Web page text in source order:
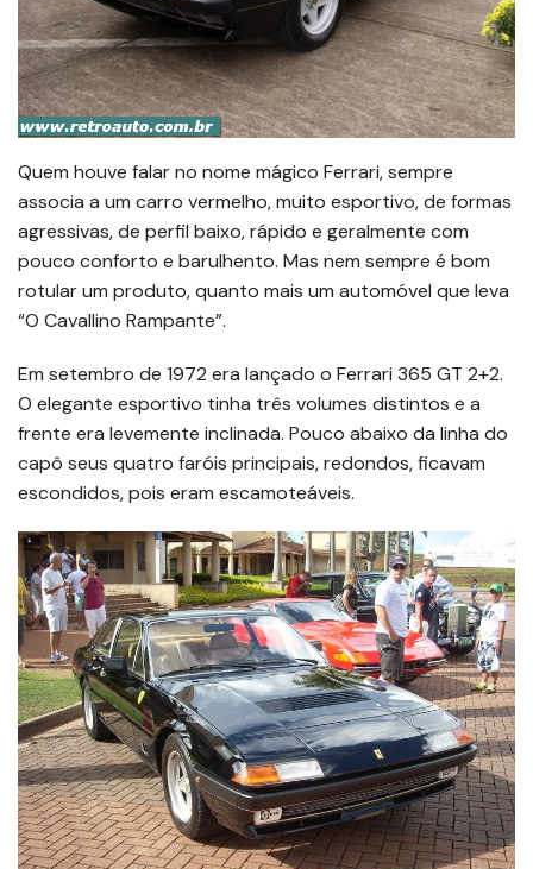
Quem houve falar no nome mágico Ferrari, sempre
associa a um carro vermelho, muito esportivo, de formas
agressivas, de perfil baixo, rápido e geralmente com
pouco conforto e barulhento. Mas nem sempre é bom
rotular um produto, quanto mais um automóvel que leva
“O Cavallino Rampante”.
Em setembro de 1972 era lançado o Ferrari 365 GT 2+2.
O elegante esportivo tinha três volumes distintos e a
frente era levemente inclinada. Pouco abaixo da linha do
capô seus quatro faróis principais, redondos, ficavam
escondidos, pois eram escamoteáveis.